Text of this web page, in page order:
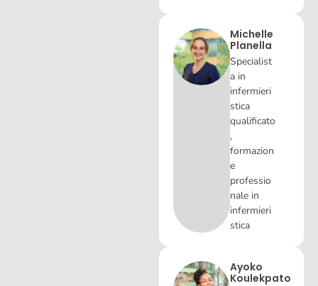
Michelle
Planella
Specialist
a in
infermieri
stica
qualificato
,
formazion
e
professio
nale in
infermieri
stica
Ayoko
Koulekpato